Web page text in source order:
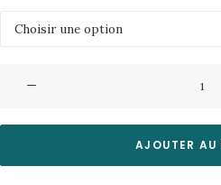
Chemise
Tencel
AJOUTER AU